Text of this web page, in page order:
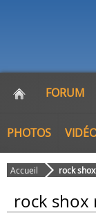
FORUM
PHOTOS
Accueil rock
rock shox